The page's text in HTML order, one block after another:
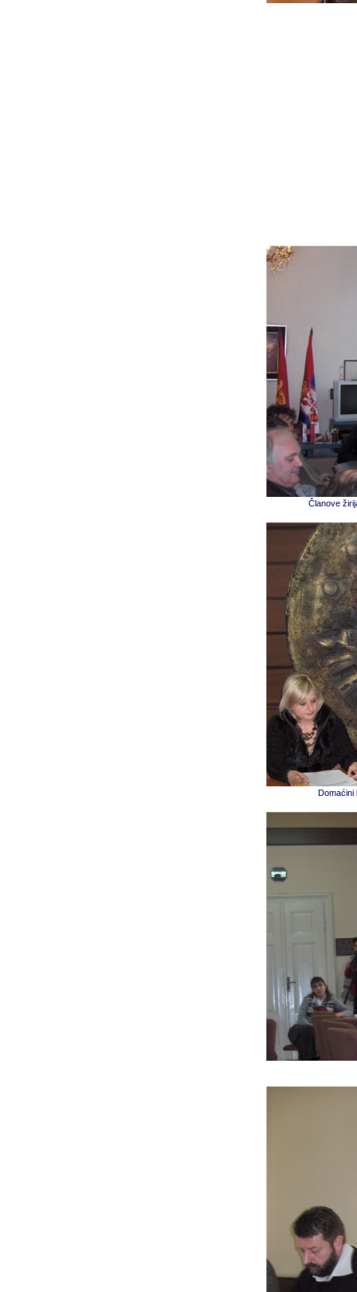
Članove
Domaćini